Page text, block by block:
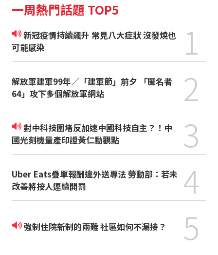
一周熱門話題 TOP5
新冠疫情持續飆升 常見八大症狀 沒發燒也
可能感染
1
解放軍建軍99年／「建軍節」前夕 「匿名者
64」攻下多個解放軍網站
2
對中科技圍堵反加速中國科技自主？！中
國光刻機量產印證黃仁勳觀點
3
Uber Eats疊單報酬違外送專法 勞動部：若未
改善將按人連續開罰
4
強制住院新制的兩難 社區如何不漏接？ 5